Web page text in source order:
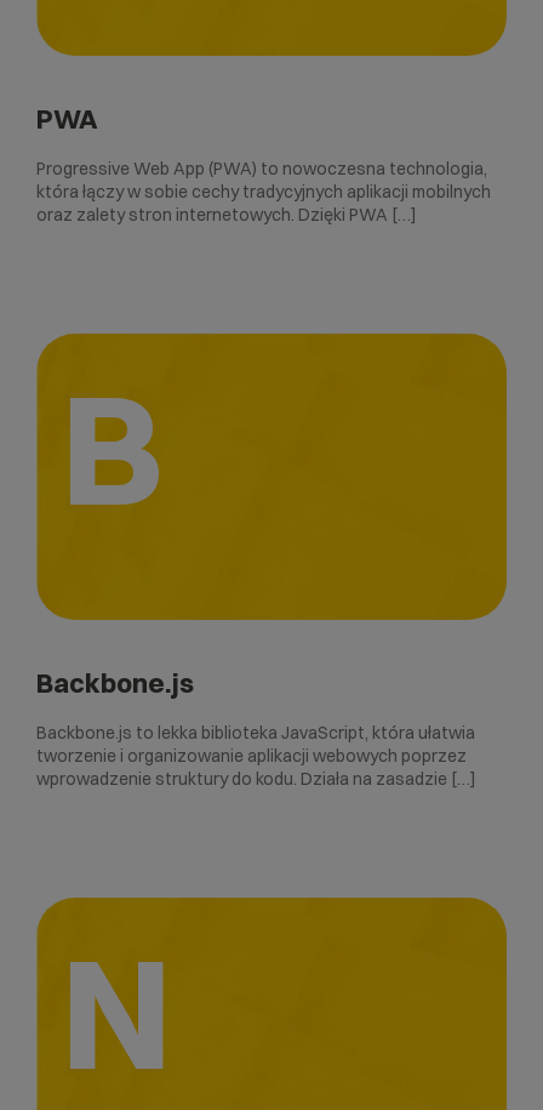
PWA
Progressive Web App (PWA) to nowoczesna technologia,
która łączy w sobie cechy tradycyjnych aplikacji mobilnych
oraz zalety stron internetowych. Dzięki PWA […]
B
Backbone.js
Backbone.js to lekka biblioteka JavaScript, która ułatwia
tworzenie i organizowanie aplikacji webowych poprzez
wprowadzenie struktury do kodu. Działa na zasadzie […]
N